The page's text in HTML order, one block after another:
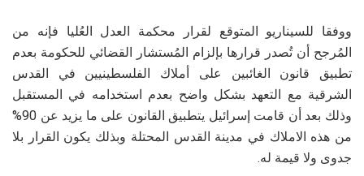
ووفقا للسيناريو المتوقع لقرار محكمة العدل العُليا فإنه من
المُرجح أن تُصدر قرارها بإلزام المُستشار القضائي للحكومة بعدم
تطبيق قانون الغائبين على أملاك الفلسطينيين في القدس
الشرقية مع التعهد بشكل واضح بعدم استخدامه في المستقبل
وذلك بعد أن قامت إسرائيل يتطبيق القانون على ما يزيد عن 90%
من هذه الاملاك في مدينة القدس المحتلة وبذلك يكون القرار بلا
جدوى ولا قيمة له.